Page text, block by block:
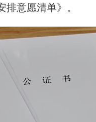
意愿清单》。